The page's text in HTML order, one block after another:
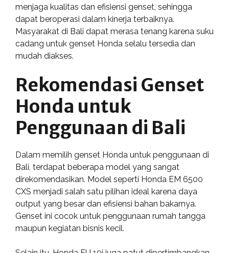
menjaga kualitas dan efisiensi genset, sehingga
dapat beroperasi dalam kinerja terbaiknya.
Masyarakat di Bali dapat merasa tenang karena suku
cadang untuk genset Honda selalu tersedia dan
mudah diakses.
Rekomendasi Genset
Honda untuk
Penggunaan di Bali
Dalam memilih genset Honda untuk penggunaan di
Bali, terdapat beberapa model yang sangat
direkomendasikan. Model seperti Honda EM 6500
CXS menjadi salah satu pilihan ideal karena daya
output yang besar dan efisiensi bahan bakarnya.
Genset ini cocok untuk penggunaan rumah tangga
maupun kegiatan bisnis kecil.